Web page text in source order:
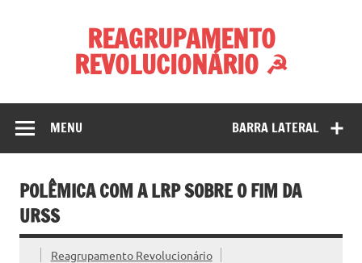
REAGRUPAMENTO
REVOLUCIONÁRIO ☭
BARRA LATERAL
MENU
POLÊMICA COM A LRP SOBRE O FIM DA
URSS
Reagrupamento Revolucionário